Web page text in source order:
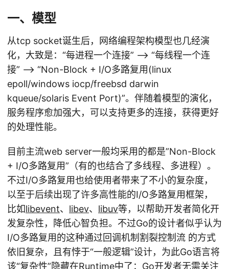
一、模型
从tcp socket诞生后，网络编程架构模型也几经演
化，大致是：“每进程一个连接” –> “每线程一个连
接” –> “Non-Block + I/O多路复用(linux
epoll/windows iocp/freebsd darwin
kqueue/solaris Event Port)”。伴随着模型的演化，
服务程序愈加强大，可以支持更多的连接，获得更好
的处理性能。
目前主流web server一般均采用的都是”Non-Block
+ I/O多路复用”（有的也结合了多线程、多进程）。
不过I/O多路复用也给使用者带来了不小的复杂度，
以至于后续出现了许多高性能的I/O多路复用框架，
比如libevent、 libev、 libuv等，以帮助开发者简化开
发复杂性，降低心智负担。不过Go的设计者似乎认为
I/O多路复用的这种通过回调机制割裂控制流 的方式
依旧复杂，且有悖于“一般逻辑”设计，为此Go语言将
该“复杂性”隐藏在Runtime中了：Go开发者无需关注